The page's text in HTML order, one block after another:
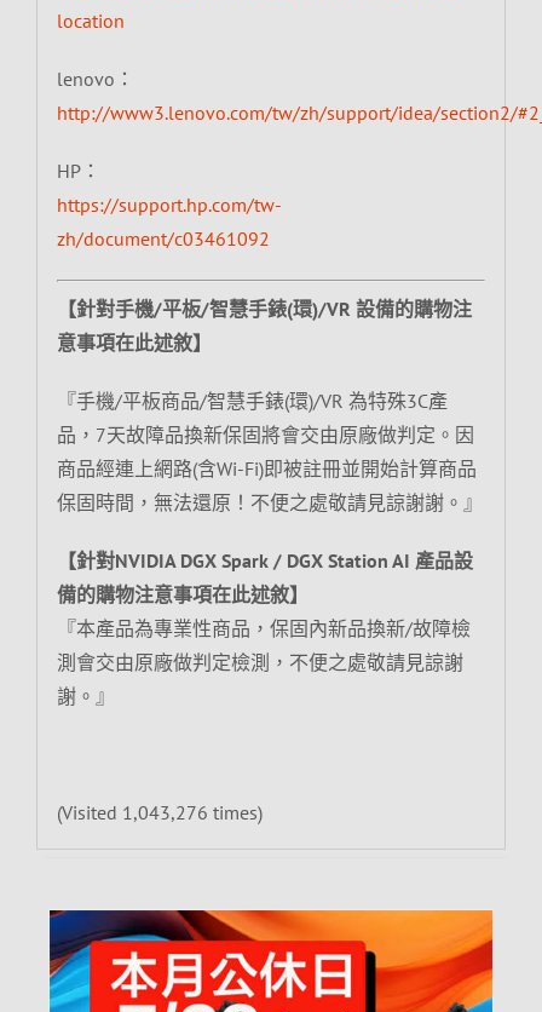
location
lenovo：
http://www3.lenovo.com/tw/zh/support/idea/section2/
HP：
https://support.hp.com/tw-
zh/document/c03461092
【針對手機/平板/智慧手錶(環)/VR 設備的購物注
意事項在此述敘】
『手機/平板商品/智慧手錶(環)/VR 為特殊3C產
品，7天故障品換新保固將會交由原廠做判定。因
商品經連上網路(含Wi-Fi)即被註冊並開始計算商品
保固時間，無法還原！不便之處敬請見諒謝謝。』
【針對NVIDIA DGX Spark / DGX Station AI 產品設
備的購物注意事項在此述敘】
『本產品為專業性商品，保固內新品換新/故障檢
測會交由原廠做判定檢測，不便之處敬請見諒謝
謝。』
(Visited 1,043,276 times)